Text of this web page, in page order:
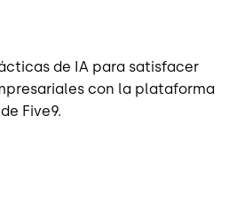
de IA para satisfacer
con la plataforma
Five9.